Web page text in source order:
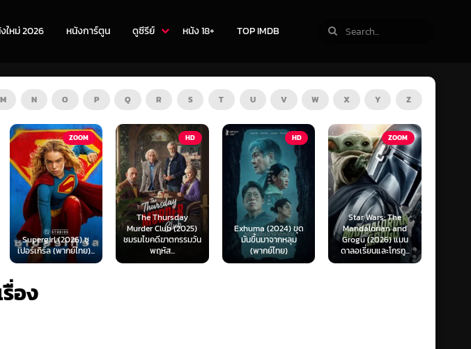
ใหม่ 2026 หนังการ์ตูน ดูซีรีย์ หนัง 18+ TOP IMDB
M N O P Q R S T U V W X Y Z
HD
The Thursday
Murder Club (2025)
ชมรมไขคดีฆาตกรรมวัน
พฤหัส...
HD
Exhuma (2024) ขุด
มันขึ้นมาจากหลุม
(พากย์ไทย)
ZOOM
Star Wars: The
Mandalorian and
Grogu (2026) แมน
ดาลอเรี่ยนและโกรกู...
TV
The Last of Us
Season 1-2 (2025)
เดอะ ลาสต์ ออฟ อัส
อง